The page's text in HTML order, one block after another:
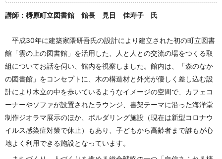
講師：梼原町立図書館 館長 見目 佳寿子 氏
平成30年に建築家隈研吾氏の設計により建立された初の町立図書
館「雲の上の図書館」を活用した、人と人との交流の場をつくる取
組についてお話を伺い、館内を視察しました。館内は、「森のなか
の図書館」をコンセプトに、木の構造材と外光が優しく差し込む設
計により木立の中を歩いているようなイメージの空間で、カフェコ
ーナーやソファが設置されたラウンジ、書架テーマに沿った海洋堂
制作ジオラマ展示のほか、ボルダリング施設（現在は新型コロナウ
イルス感染症対策で休止）もあり、子どもから高齢者まで誰もが心
地よく利用できる施設となっています。